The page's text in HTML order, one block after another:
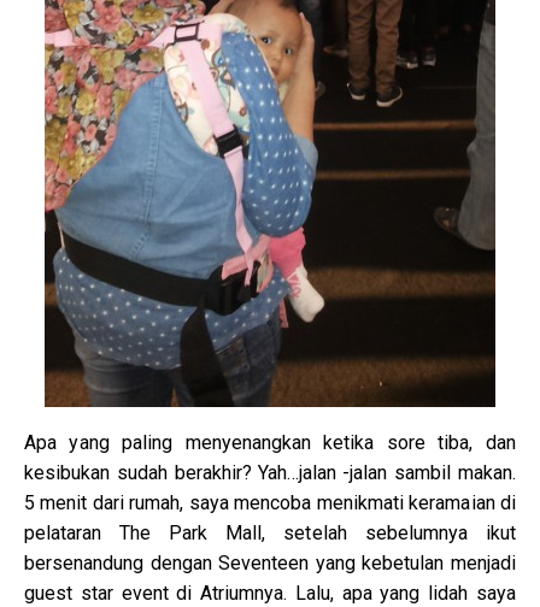
Apa yang paling menyenangkan ketika sore tiba, dan
kesibukan sudah berakhir? Yah...jalan -jalan sambil makan.
5 menit dari rumah, saya mencoba menikmati keramaian di
pelataran The Park Mall, setelah sebelumnya ikut
bersenandung dengan Seventeen yang kebetulan menjadi
guest star event di Atriumnya. Lalu, apa yang lidah saya